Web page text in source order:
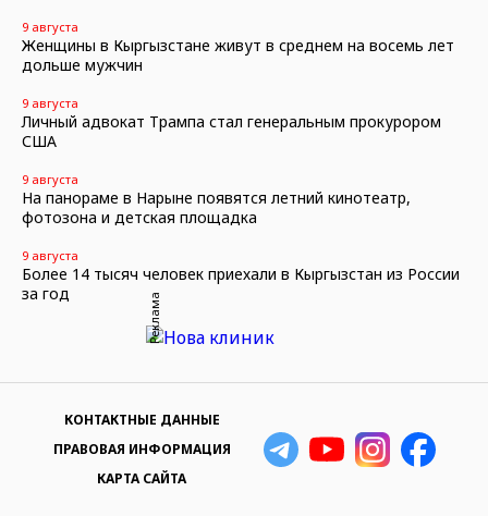
9 августа
Женщины в Кыргызстане живут в среднем на восемь лет
дольше мужчин
9 августа
Личный адвокат Трампа стал генеральным прокурором
США
9 августа
На панораме в Нарыне появятся летний кинотеатр,
фотозона и детская площадка
9 августа
Более 14 тысяч человек приехали в Кыргызстан из России
за год
Реклама
КОНТАКТНЫЕ ДАННЫЕ
ПРАВОВАЯ ИНФОРМАЦИЯ
КАРТА САЙТА